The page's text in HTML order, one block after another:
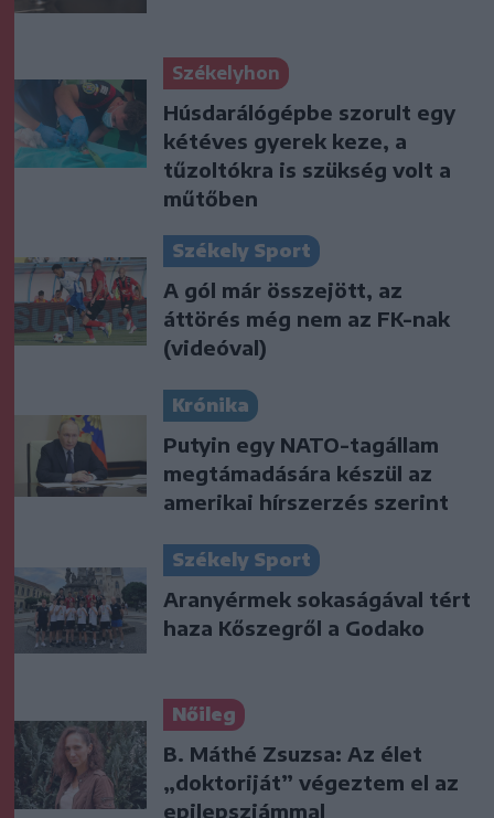
Székelyhon
Húsdarálógépbe szorult egy
kétéves gyerek keze, a
tűzoltókra is szükség volt a
műtőben
Székely Sport
A gól már összejött, az
áttörés még nem az FK-nak
(videóval)
Krónika
Putyin egy NATO-tagállam
megtámadására készül az
amerikai hírszerzés szerint
Székely Sport
Aranyérmek sokaságával tért
haza Kőszegről a Godako
Nőileg
B. Máthé Zsuzsa: Az élet
„doktoriját” végeztem el az
epilepsziámmal